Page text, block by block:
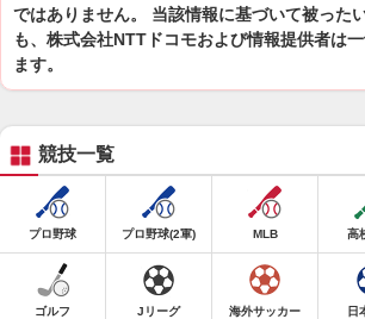
ではありません。 当該情報に基づいて被った
も、株式会社NTTドコモおよび情報提供者は
ます。
競技一覧
プロ野球 プロ野球(2軍) MLB 高
ゴルフ Jリーグ 海外サッカー 日